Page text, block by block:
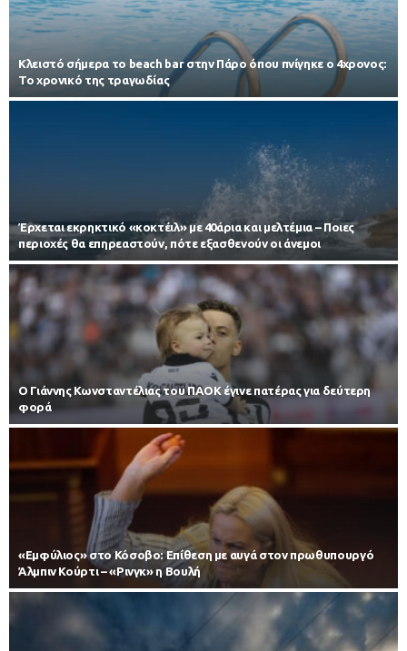
Κλειστό σήμερα το beach bar στην Πάρο όπου πνίγηκε ο 4χρονος:
Το χρονικό της τραγωδίας
Έρχεται εκρηκτικό «κοκτέιλ» με 40άρια και μελτέμια – Ποιες
περιοχές θα επηρεαστούν, πότε εξασθενούν οι άνεμοι
Ο Γιάννης Κωνσταντέλιας του ΠΑΟΚ έγινε πατέρας για δεύτερη
φορά
«Εμφύλιος» στο Κόσοβο: Επίθεση με αυγά στον πρωθυπουργό
Άλμπιν Κούρτι – «Ρινγκ» η Βουλή